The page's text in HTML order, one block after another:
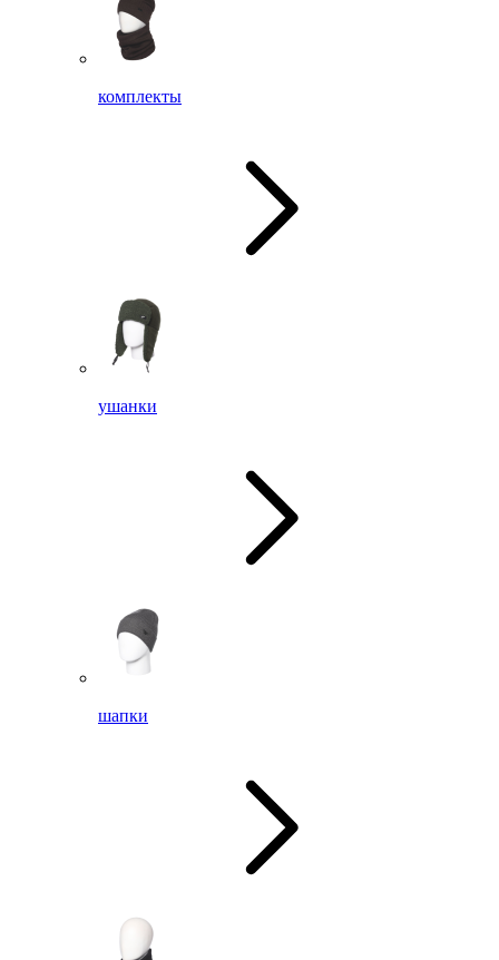
комплекты
ушанки
шапки